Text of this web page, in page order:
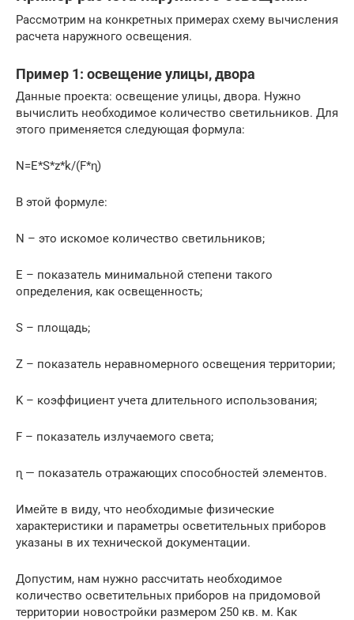
Рассмотрим на конкретных примерах схему вычисления
расчета наружного освещения.
Пример 1: освещение улицы, двора
Данные проекта: освещение улицы, двора. Нужно
вычислить необходимое количество светильников. Для
этого применяется следующая формула:
N=E*S*z*k/(F*ɳ)
В этой формуле:
N – это искомое количество светильников;
Е – показатель минимальной степени такого
определения, как освещенность;
S – площадь;
Z – показатель неравномерного освещения территории;
K – коэффициент учета длительного использования;
F – показатель излучаемого света;
ɳ — показатель отражающих способностей элементов.
Имейте в виду, что необходимые физические
характеристики и параметры осветительных приборов
указаны в их технической документации.
Допустим, нам нужно рассчитать необходимое
количество осветительных приборов на придомовой
территории новостройки размером 250 кв. м. Как